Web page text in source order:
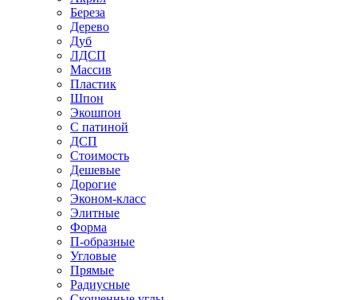
Береза
Дерево
Дуб
ЛДСП
Массив
Пластик
Шпон
Экошпон
С патиной
ДСП
Стоимость
Дешевые
Дорогие
Эконом-класс
Элитные
Форма
П-образные
Угловые
Прямые
Радиусные